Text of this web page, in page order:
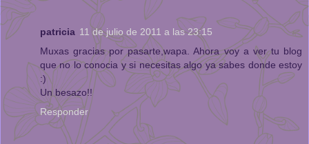
patricia 11 de julio de 2011 a las 23:15
Muxas gracias por pasarte,wapa. Ahora voy a ver tu blog
que no lo conocia y si necesitas algo ya sabes donde estoy
:)
Un besazo!!
Responder